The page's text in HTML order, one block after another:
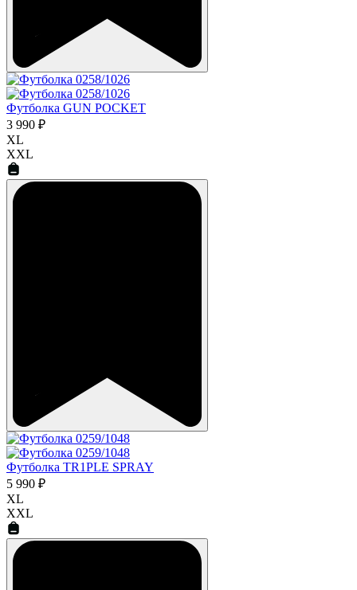
Футболка GUN POCKET
3 990 ₽
XL
XXL
Футболка TR1PLE SPRAY
5 990 ₽
XL
XXL